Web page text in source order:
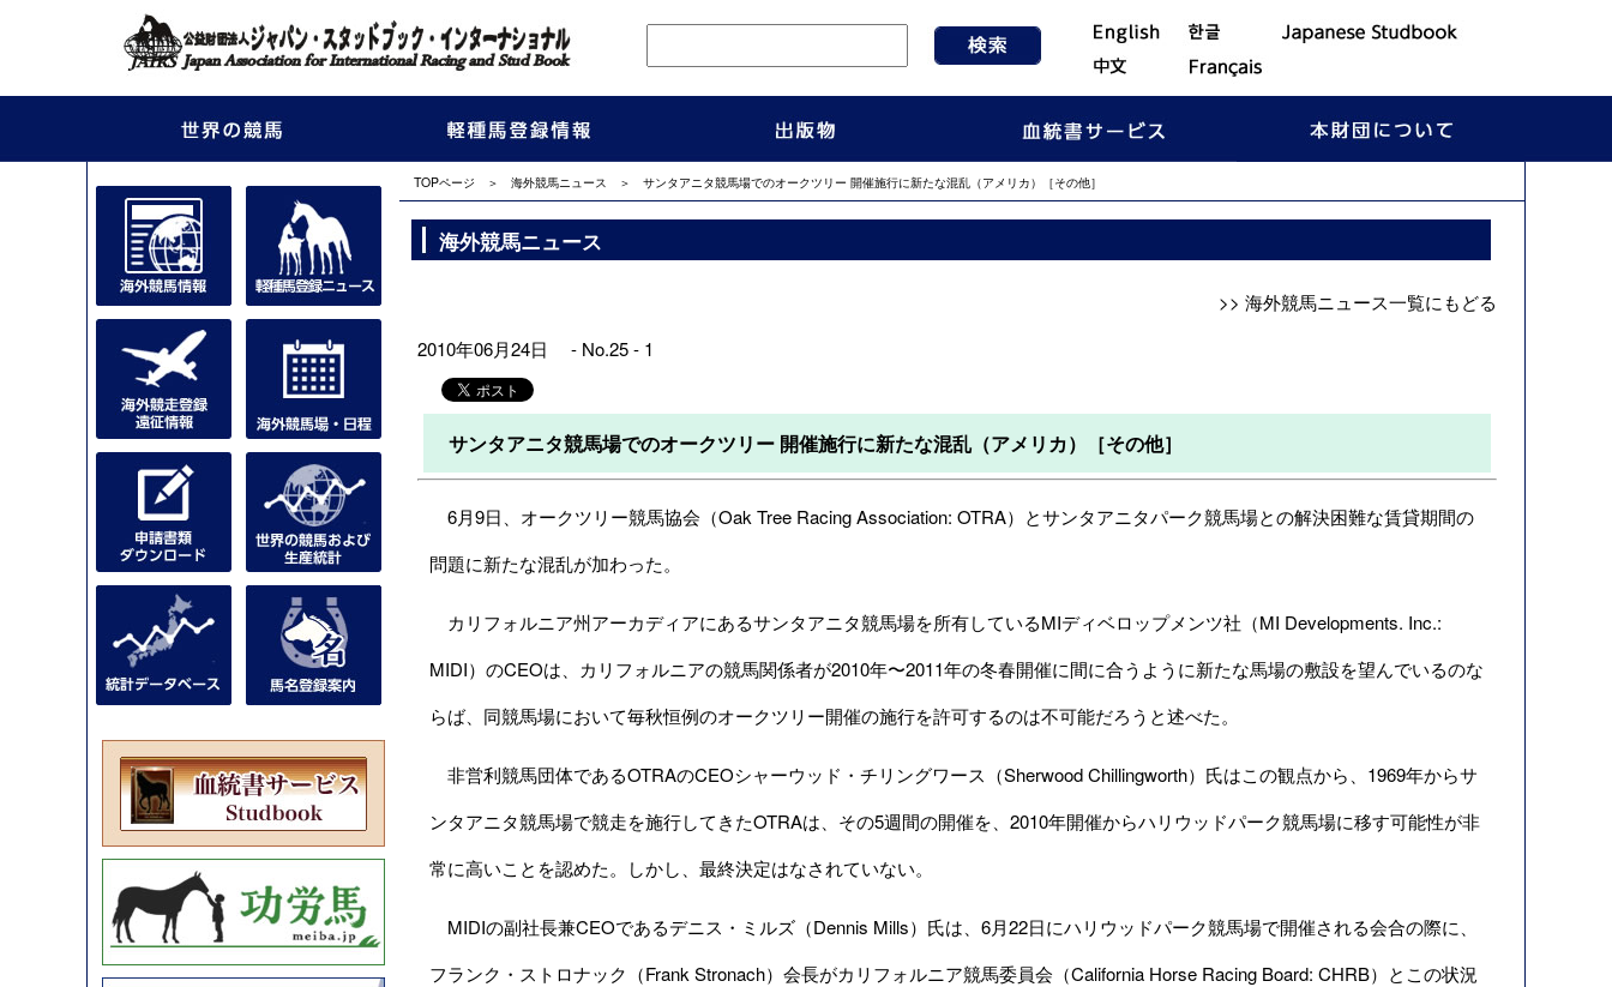
TOPページ ＞ 海外競馬ニュース ＞ サンタアニタ競馬場でのオークツリー 開催施行に新たな混乱（アメリカ）［その他］
海外競馬ニュース
>> 海外競馬ニュース一覧にもどる
2010年06月24日 - No.25 - 1
サンタアニタ競馬場でのオークツリー 開催施行に新たな混乱（アメリカ）［その他］
6月9日、オークツリー競馬協会（Oak Tree Racing Association: OTRA）とサンタアニタパーク競馬場との解決困難な賃貸期間の
問題に新たな混乱が加わった。
カリフォルニア州アーカディアにあるサンタアニタ競馬場を所有しているMIディベロップメンツ社（MI Developments. Inc.:
MIDI）のCEOは、カリフォルニアの競馬関係者が2010年〜2011年の冬春開催に間に合うように新たな馬場の敷設を望んでいるのな
らば、同競馬場において毎秋恒例のオークツリー開催の施行を許可するのは不可能だろうと述べた。
非営利競馬団体であるOTRAのCEOシャーウッド・チリングワース（Sherwood Chillingworth）氏はこの観点から、1969年からサ
ンタアニタ競馬場で競走を施行してきたOTRAは、その5週間の開催を、2010年開催からハリウッドパーク競馬場に移す可能性が非
常に高いことを認めた。しかし、最終決定はなされていない。
MIDIの副社長兼CEOであるデニス・ミルズ（Dennis Mills）氏は、6月22日にハリウッドパーク競馬場で開催される会合の際に、
フランク・ストロナック（Frank Stronach）会長がカリフォルニア競馬委員会（California Horse Racing Board: CHRB）とこの状況